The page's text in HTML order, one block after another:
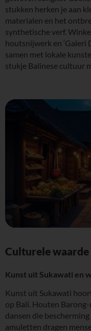
stukken herken je aan
materialen en het
synthetische verf.
houtsnijwerk en ‘Galeri
samen met lokale
stukje Balinese cultuur
Culturele
Kunst uit Sukawati en
Kunst uit Sukawati
op Bali. Houten
dansen die
amuletten dragen